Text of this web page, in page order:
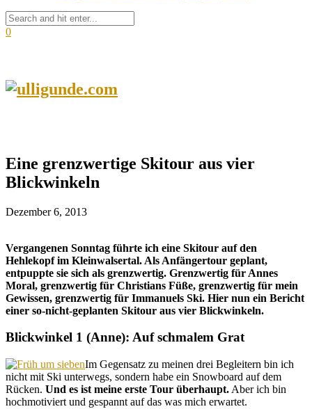
0
Eine grenzwertige Skitour aus vier
Blickwinkeln
Dezember 6, 2013
Vergangenen Sonntag führte ich eine Skitour auf den
Hehlekopf im Kleinwalsertal. Als Anfängertour geplant,
entpuppte sie sich als grenzwertig. Grenzwertig für Annes
Moral, grenzwertig für Christians Füße, grenzwertig für mein
Gewissen, grenzwertig für Immanuels Ski. Hier nun ein Bericht
einer so-nicht-geplanten Skitour aus vier Blickwinkeln.
Blickwinkel 1 (Anne): Auf schmalem Grat
Im Gegensatz zu meinen drei Begleitern bin ich
nicht mit Ski unterwegs, sondern habe ein Snowboard auf dem
Rücken. Und es ist meine erste Tour überhaupt. Aber ich bin
hochmotiviert und gespannt auf das was mich erwartet.